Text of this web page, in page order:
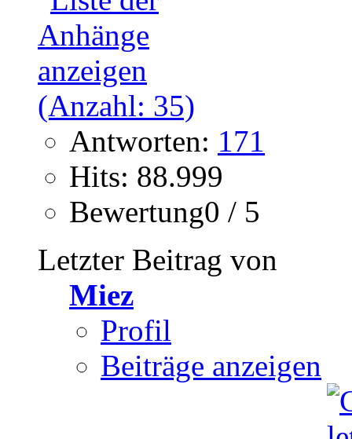
Antworten: 171
Hits: 88.999
Bewertung0 / 5
Letzter Beitrag von
Miez
Profil
Beiträge anzeigen